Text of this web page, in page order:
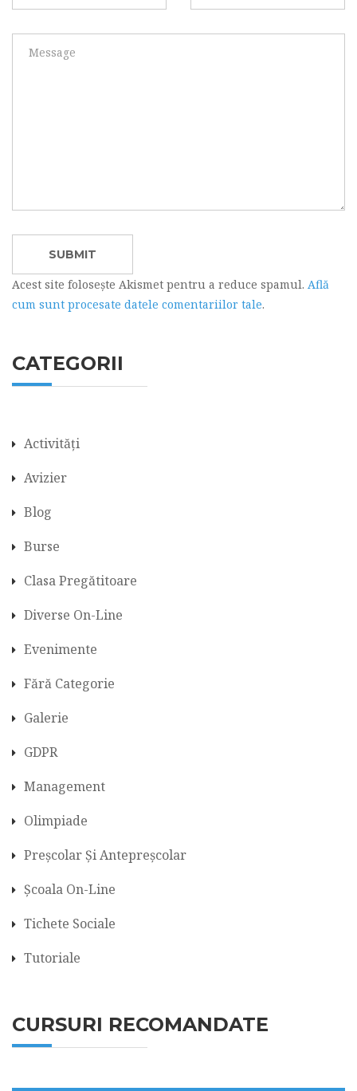
Acest site folosește Akismet pentru a reduce spamul. Află
cum sunt procesate datele comentariilor tale.
CATEGORII
Activități
Avizier
Blog
Burse
Clasa Pregătitoare
Diverse On-Line
Evenimente
Fără Categorie
Galerie
GDPR
Management
Olimpiade
Preșcolar Și Antepreșcolar
Școala On-Line
Tichete Sociale
Tutoriale
CURSURI RECOMANDATE